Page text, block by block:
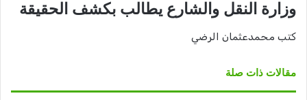
وزارة النقل والشارع يطالب بكشف الحقيقة
كتب محمدعثمان الرضي
مقالات ذات صلة